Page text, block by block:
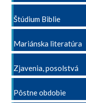
Štúdium Biblie
Mariánska literatúra
Zjavenia, posolstvá
Pôstne obdobie